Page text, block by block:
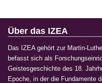
Über das IZEA
Das IZEA gehört zur Martin-
befasst sich als
Geistesgeschichte des 18.
Epoche, in der die Fundamente